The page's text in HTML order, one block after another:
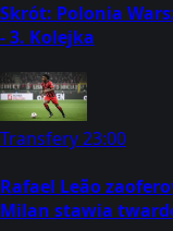
Skrót: Polonia
- 3. Kolejka
Transfery23:00
Rafael Leão
Milan stawia